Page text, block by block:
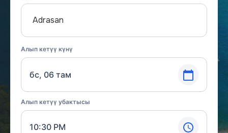
Adrasan
Алып кетүү күнү
бс, 06 там
Алып кетүү убактысы
10:30 PM